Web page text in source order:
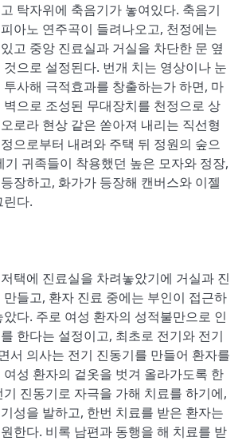
탁자위에 축음기가 놓여있다. 축음기
아노 연주곡이 들려나오고, 천정에는
고 중앙 진료실과 거실을 차단한 문 옆
으로 설정된다. 번개 치는 영상이나 눈
사해 극적효과를 창출하는가 하면, 마
으로 조성된 무대장치를 천정으로 상
로라 현상 같은 쏟아져 내리는 직선형
으로부터 내려와 주택 뒤 정원의 숲으
기 귀족들이 착용했던 높은 모자와 정장,
장하고, 화가가 등장해 캔버스와 이젤
린다.
택에 진료실을 차려놓았기에 거실과 진
들고, 환자 진료 중에는 부인이 접근하
다. 주로 여성 환자의 성적불만으로 인
한다는 설정이고, 최초로 전기와 전기
서 의사는 전기 진동기를 만들어 환자를
성 환자의 겉옷을 벗겨 올라가도록 한
진동기로 자극을 가해 치료를 하기에,
성을 발하고, 한번 치료를 받은 환자는
한다. 비록 남편과 동행을 해 치료를 받